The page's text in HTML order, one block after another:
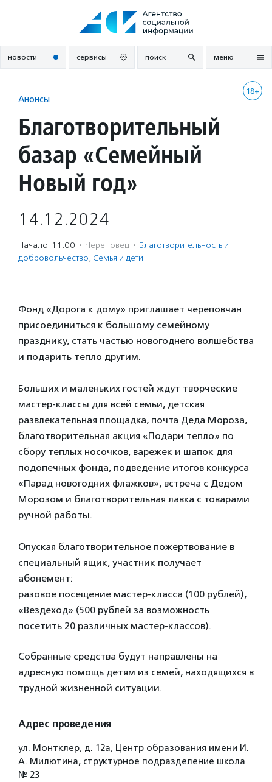
новости сервисы поиск меню
18+
Анонсы
Благотворительный
базар «Семейный
Новый год»
14.12.2024
Начало: 11:00 · Череповец · Благотвори­тель­ность и
доброволь­чест­во, Семья и дети
Фонд «Дорога к дому» приглашает череповчан
присоединиться к большому семейному
празднику, стать частью новогоднего волшебства
и подарить тепло другим.
Больших и маленьких гостей ждут творческие
мастер-классы для всей семьи, детская
развлекательная площадка, почта Деда Мороза,
благотворительная акция «Подари тепло» по
сбору теплых носочков, варежек и шапок для
подопечных фонда, подведение итогов конкурса
«Парад новогодних флажков», встреча с Дедом
Морозом и благотворительная лавка с товарами
ручной работы.
Опуская благотворительное пожертвование в
специальный ящик, участник получает
абонемент:
разовое посещение мастер-класса (100 рублей),
«Вездеход» (500 рублей за возможность
посетить 20 различных мастер-классов).
Собранные средства будут направлены на
адресную помощь детям из семей, находящихся в
трудной жизненной ситуации.
Адрес проведения
ул. Монтклер, д. 12а, Центр образования имени И.
А. Милютина, структурное подразделение школа
№ 23